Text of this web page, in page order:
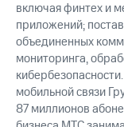
о
именных
Другое
включая финтех и
приложений;
объединенных
мониторинга,
мобильной связи
87 миллионов